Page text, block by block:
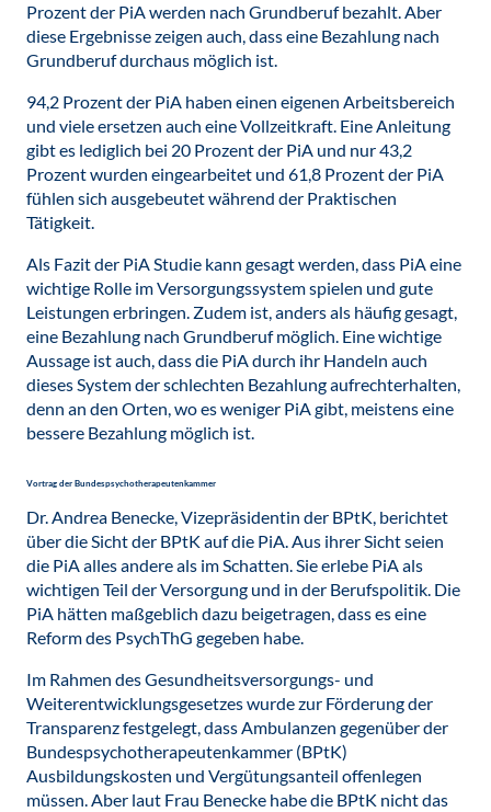
Prozent der PiA werden nach Grundberuf bezahlt. Aber
diese Ergebnisse zeigen auch, dass eine Bezahlung nach
Grundberuf durchaus möglich ist.
94,2 Prozent der PiA haben einen eigenen Arbeitsbereich
und viele ersetzen auch eine Vollzeitkraft. Eine Anleitung
gibt es lediglich bei 20 Prozent der PiA und nur 43,2
Prozent wurden eingearbeitet und 61,8 Prozent der PiA
fühlen sich ausgebeutet während der Praktischen
Tätigkeit.
Als Fazit der PiA Studie kann gesagt werden, dass PiA eine
wichtige Rolle im Versorgungssystem spielen und gute
Leistungen erbringen. Zudem ist, anders als häufig gesagt,
eine Bezahlung nach Grundberuf möglich. Eine wichtige
Aussage ist auch, dass die PiA durch ihr Handeln auch
dieses System der schlechten Bezahlung aufrechterhalten,
denn an den Orten, wo es weniger PiA gibt, meistens eine
bessere Bezahlung möglich ist.
Vortrag der Bundespsychotherapeutenkammer
Dr. Andrea Benecke, Vizepräsidentin der BPtK, berichtet
über die Sicht der BPtK auf die PiA. Aus ihrer Sicht seien
die PiA alles andere als im Schatten. Sie erlebe PiA als
wichtigen Teil der Versorgung und in der Berufspolitik. Die
PiA hätten maßgeblich dazu beigetragen, dass es eine
Reform des PsychThG gegeben habe.
Im Rahmen des Gesundheitsversorgungs- und
Weiterentwicklungsgesetzes wurde zur Förderung der
Transparenz festgelegt, dass Ambulanzen gegenüber der
Bundespsychotherapeutenkammer (BPtK)
Ausbildungskosten und Vergütungsanteil offenlegen
müssen. Aber laut Frau Benecke habe die BPtK nicht das